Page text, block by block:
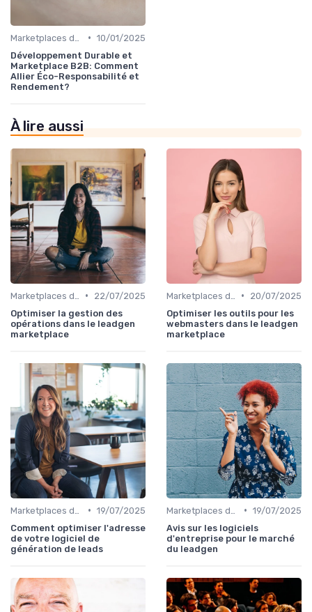
• 10/01/2025
Développement Durable et
Marketplace B2B: Comment
Allier Éco-Responsabilité et
Rendement?
À lire aussi
•
22/07/2025
Optimiser la gestion des
opérations dans le leadgen
marketplace
•
20/07/2025
Optimiser les outils pour les
webmasters dans le leadgen
marketplace
• 19/07/2025
Comment optimiser l'adresse
de votre logiciel de
génération de leads
• 19/07/2025
Avis sur les logiciels
d'entreprise pour le marché
du leadgen